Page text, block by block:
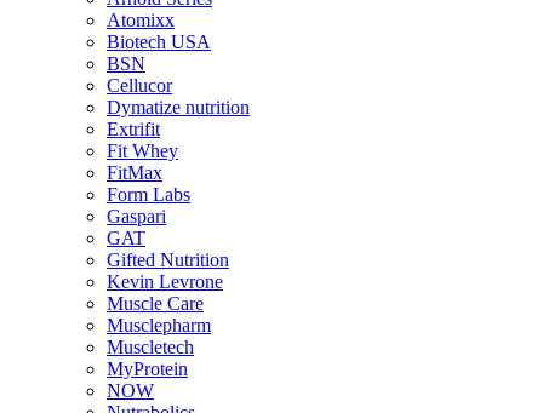
Atomixx
Biotech USA
BSN
Cellucor
Dymatize nutrition
Extrifit
Fit Whey
FitMax
Form Labs
Gaspari
GAT
Gifted Nutrition
Kevin Levrone
Muscle Care
Musclepharm
Muscletech
MyProtein
NOW